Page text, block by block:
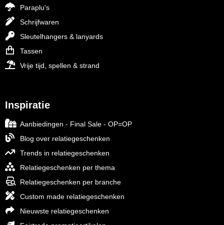
Paraplu's
Schrijfwaren
Sleutelhangers & lanyards
Tassen
Vrije tijd, spellen & strand
Inspiratie
Aanbiedingen - Final Sale - OP=OP
Blog over relatiegeschenken
Trends in relatiegeschenken
Relatiegeschenken per thema
Relatiegeschenken per branche
Custom made relatiegeschenken
Nieuwste relatiegeschenken